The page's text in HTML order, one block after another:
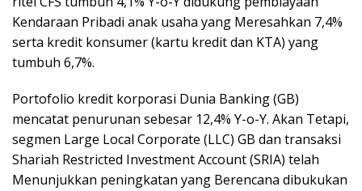
Kendaraan Pribadi anak usaha yang Meresahkan 7,4%
serta kredit konsumer (kartu kredit dan KTA) yang
tumbuh 6,7%.
Portofolio kredit korporasi Dunia Banking (GB)
mencatat penurunan sebesar 12,4% Y-o-Y. Akan Tetapi,
segmen Large Local Corporate (LLC) GB dan transaksi
Shariah Restricted Investment Account (SRIA) telah
Menunjukkan peningkatan yang Berencana dibukukan